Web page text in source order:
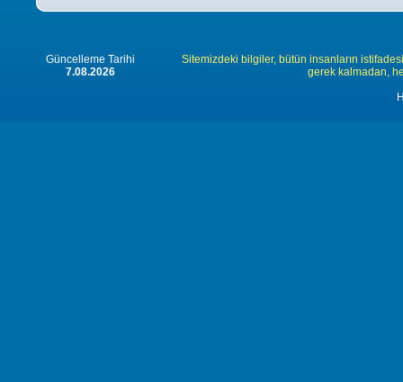
Güncelleme Tarihi
7.08.2026
Sitemizdeki bilgiler, bütün insanların
gerek kalmadan,